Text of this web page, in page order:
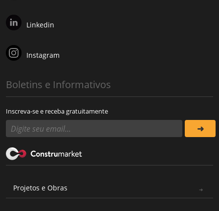
Linkedin
Instagram
Boletins e Informativos
Inscreva-se e receba gratuitamente
Projetos e Obras